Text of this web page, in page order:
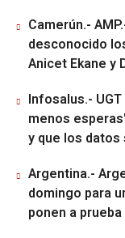
Camerún.-
desconocido
Anicet Ekane y
Infosalus.-
menos
y que los datos
Argentina.-
domingo para
ponen a